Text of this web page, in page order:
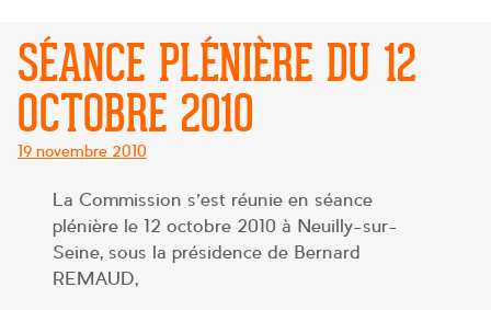
SÉANCE PLÉNIÈRE DU 12
OCTOBRE 2010
Posté
19 novembre 2010
La Commission s’est réunie en séance
plénière le 12 octobre 2010 à Neuilly-sur-
Seine, sous la présidence de Bernard
REMAUD,